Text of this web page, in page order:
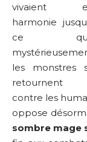
vivaient
harmonie
ce
les monstres
retournent
contre les
oppose
sombre mage